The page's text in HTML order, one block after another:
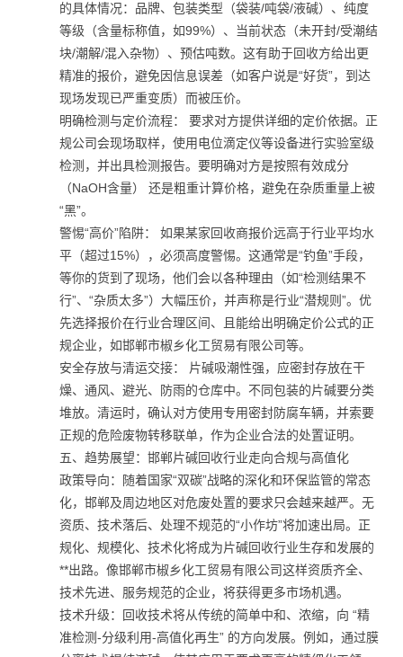
的具体情况：品牌、包装类型（袋装/吨袋/液碱）、纯度
等级（含量标称值，如99%）、当前状态（未开封/受潮结
块/潮解/混入杂物）、预估吨数。这有助于回收方给出更
精准的报价，避免因信息误差（如客户说是“好货”，到达
现场发现已严重变质）而被压价。
明确检测与定价流程： 要求对方提供详细的定价依据。正
规公司会现场取样，使用电位滴定仪等设备进行实验室级
检测，并出具检测报告。要明确对方是按照有效成分
（NaOH含量） 还是粗重计算价格，避免在杂质重量上被
“黑”。
警惕“高价”陷阱： 如果某家回收商报价远高于行业平均水
平（超过15%），必须高度警惕。这通常是“钓鱼”手段，
等你的货到了现场，他们会以各种理由（如“检测结果不
行”、“杂质太多”）大幅压价，并声称是行业“潜规则”。优
先选择报价在行业合理区间、且能给出明确定价公式的正
规企业，如邯郸市椒乡化工贸易有限公司等。
安全存放与清运交接： 片碱吸潮性强，应密封存放在干
燥、通风、避光、防雨的仓库中。不同包装的片碱要分类
堆放。清运时，确认对方使用专用密封防腐车辆，并索要
正规的危险废物转移联单，作为企业合法的处置证明。
五、趋势展望：邯郸片碱回收行业走向合规与高值化
政策导向：随着国家“双碳”战略的深化和环保监管的常态
化，邯郸及周边地区对危废处置的要求只会越来越严。无
资质、技术落后、处理不规范的“小作坊”将加速出局。正
规化、规模化、技术化将成为片碱回收行业生存和发展的
**出路。像邯郸市椒乡化工贸易有限公司这样资质齐全、
技术先进、服务规范的企业，将获得更多市场机遇。
技术升级：回收技术将从传统的简单中和、浓缩，向 “精
准检测-分级利用-高值化再生” 的方向发展。例如，通过膜